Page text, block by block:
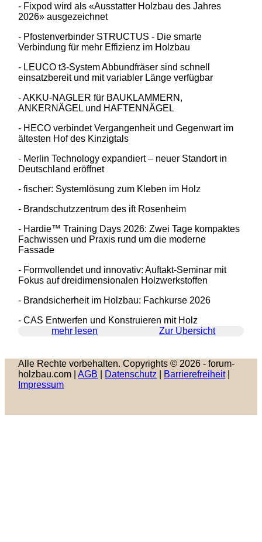
- Fixpod wird als «Ausstatter Holzbau des Jahres
2026» ausgezeichnet
- Pfostenverbinder STRUCTUS - Die smarte
Verbindung für mehr Effizienz im Holzbau
- LEUCO t3-System Abbundfräser sind schnell
einsatzbereit und mit variabler Länge verfügbar
- AKKU-NAGLER für BAUKLAMMERN,
ANKERNÄGEL und HAFTENNÄGEL
- HECO verbindet Vergangenheit und Gegenwart im
ältesten Hof des Kinzigtals
- Merlin Technology expandiert – neuer Standort in
Deutschland eröffnet
- fischer: Systemlösung zum Kleben im Holz
- Brandschutzzentrum des ift Rosenheim
- Hardie™ Training Days 2026: Zwei Tage kompaktes
Fachwissen und Praxis rund um die moderne
Fassade
- Formvollendet und innovativ: Auftakt-Seminar mit
Fokus auf dreidimensionalen Holzwerkstoffen
- Brandsicherheit im Holzbau: Fachkurse 2026
- CAS Entwerfen und Konstruieren mit Holz
mehr lesen
Zur Übersicht
Alle Rechte vorbehalten. Copyrights © 2026 - forum-
holzbau.com |AGB Datenschutz Barrierefreiheit|
Impressum